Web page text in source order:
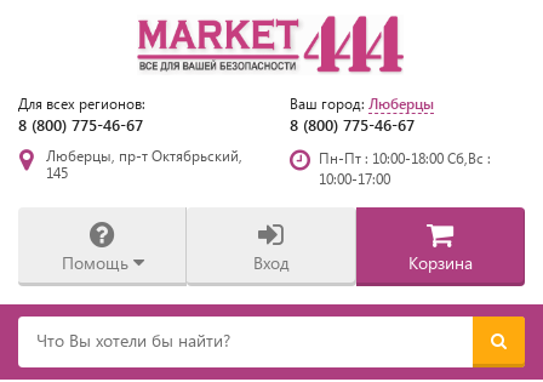
Для всех регионов:
8 (800) 775-46-67
Ваш город: Люберцы
8 (800) 775-46-67
Люберцы, пр-т Октябрьский,
145
Пн-Пт : 10:00-18:00 Сб,Вс :
10:00-17:00
Помощь Вход Корзина